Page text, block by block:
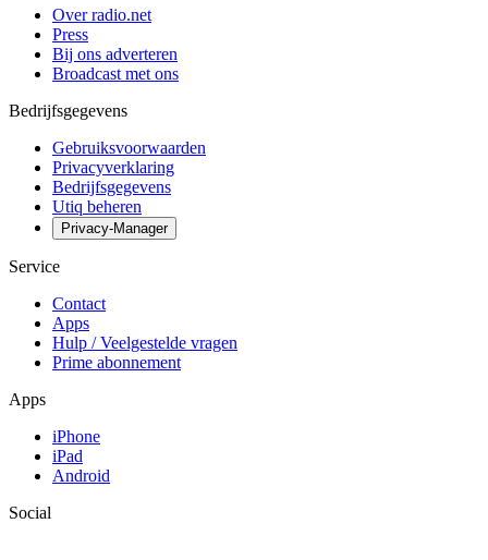
Over radio.net
Press
Bij ons adverteren
Broadcast met ons
Bedrijfsgegevens
Gebruiksvoorwaarden
Privacyverklaring
Bedrijfsgegevens
Utiq beheren
Privacy-Manager
Service
Contact
Apps
Hulp / Veelgestelde vragen
Prime abonnement
Apps
iPhone
iPad
Android
Social